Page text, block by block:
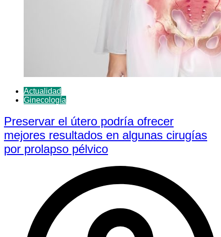
Actualidad
Ginecología
Preservar el útero podría ofrecer
mejores resultados en algunas cirugías
por prolapso pélvico